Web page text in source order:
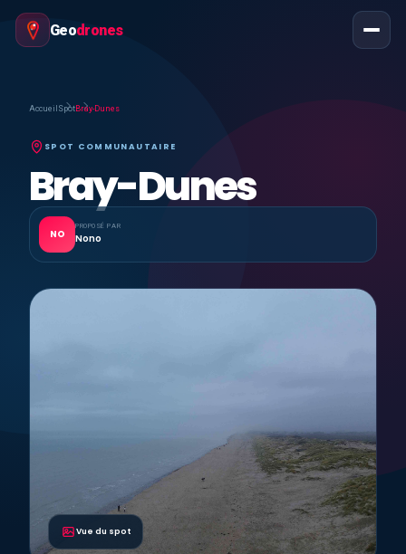
Geodrones
Accueil SpotBray-Dunes
SPOT COMMUNAUTAIRE
Bray-Dunes
NO
PROPOSÉ PAR
Nono
Vue du spot